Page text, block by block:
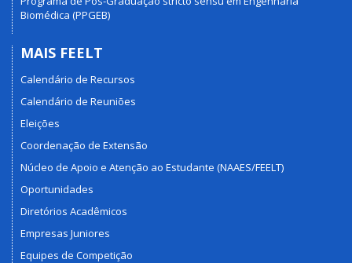
Biomédica (PPGEB)
MAIS FEELT
Calendário de Recursos
Calendário de Reuniões
Eleições
Coordenação de Extensão
Núcleo de Apoio e Atenção ao Estudante (NAAES/FEELT)
Oportunidades
Diretórios Acadêmicos
Empresas Juniores
Equipes de Competição